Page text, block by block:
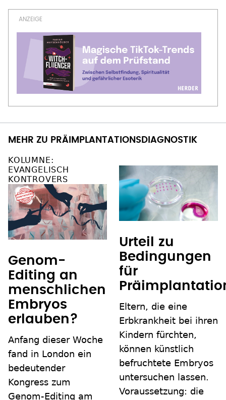
MEHR ZU PRÄIMPLANTATIONSDIAGNOSTIK
KOLUMNE:
EVANGELISCH
KONTROVERS
Genom-
Editing an
menschlichen
Embryos
erlauben?
Anfang dieser Woche
fand in London ein
bedeutender
Kongress zum
Genom-Editing am
Urteil zu
Bedingungen
für
Eltern, die eine
Erbkrankheit bei ihren
Kindern fürchten,
können künstlich
befruchtete Embryos
untersuchen lassen.
Voraussetzung: die